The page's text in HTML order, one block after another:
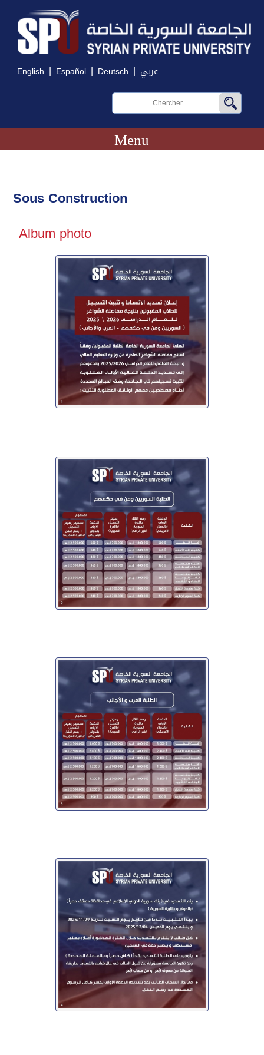
English | Español | Deutsch | عربي
Menu
Sous Construction
Album photo